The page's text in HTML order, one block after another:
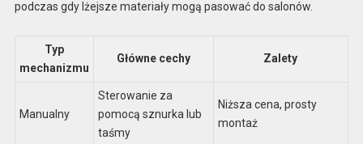
podczas gdy lżejsze materiały mogą pasować do salonów.
Typ
mechanizmu
Główne cechy Zalety
Manualny
Sterowanie za
pomocą sznurka lub
taśmy
Niższa cena, prosty
montaż